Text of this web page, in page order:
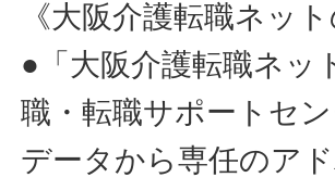
《大阪介護転職ネット
●「大阪介護転職ネッ
職・転職サポートセ
データから専任のア